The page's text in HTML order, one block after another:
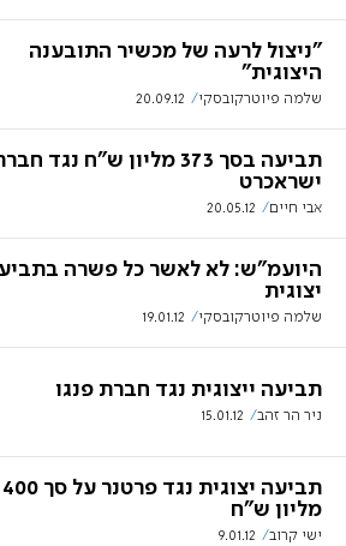
"ניצול לרעה של מכשיר התובענה
היצוגית"
שלמה פיוטרקובסקי 20.09.12
תביעה בסך 373 מליון ש"ח נגד
ישראכרט
אבי חיים 20.05.12
היועמ"ש: לא לאשר כל פשרה
יצוגית
שלמה פיוטרקובסקי 19.01.12
תביעה ייצוגית נגד חברת פנגו
ניר הר זהב 15.01.12
תביעה יצוגית נגד פרטנר על סך 400
מליון ש"ח
ישי קרוב 9.01.12